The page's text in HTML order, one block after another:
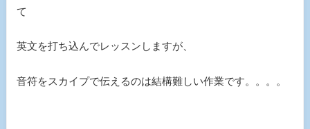
て
英文を打ち込んでレッスンしますが、
音符をスカイプで伝えるのは結構難しい作業です。。。。